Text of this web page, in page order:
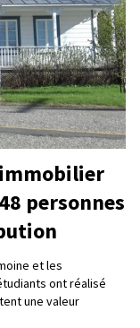
personnes
et les
ont réalisé
une valeur